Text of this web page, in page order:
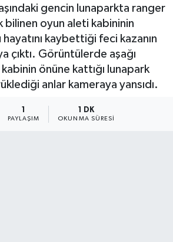
gencin lunaparkta ranger
bilinen oyun aleti kabininin
kaybettiği feci kazanın
çıktı. Görüntülerde aşağı
önüne kattığı lunapark
anlar kameraya yansıdı.
1
PAYLAŞIM
1 DK
OKUNMA SÜRESI